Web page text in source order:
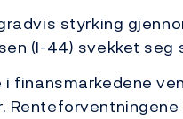
styrking
(I-44) svekket
i finansmarkedene